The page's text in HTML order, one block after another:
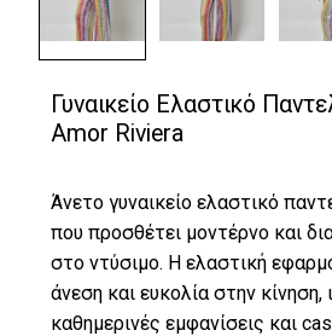
Γυναικείο Ελαστικό
Amor Riviera
Άνετο γυναικείο ελαστικό
που προσθέτει μοντέρνο και
στο ντύσιμο. Η ελαστική
άνεση και ευκολία στην κίνηση,
καθημερινές εμφανίσεις και